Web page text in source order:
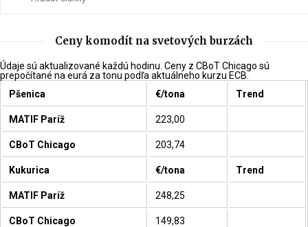
Ceny komodít na svetových burzách
Údaje sú aktualizované každú hodinu. Ceny z CBoT Chicago sú
prepočítané na eurá za tonu podľa aktuálneho kurzu ECB.
Pšenica
€/tona Trend
MATIF Paríž 223,00
CBoT Chicago 203,74
Kukurica €/tona Trend
MATIF Paríž 248,25
CBoT Chicago 149,83